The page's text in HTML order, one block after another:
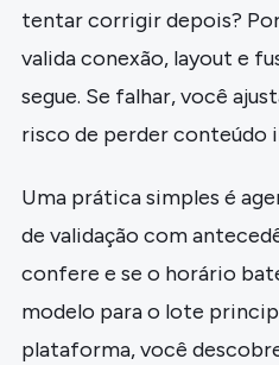
tentar corrigir depois?
valida conexão, layout e
segue. Se falhar, você
risco de perder conteúdo
Uma prática simples é
de validação com
confere e se o horário
modelo para o lote
plataforma, você